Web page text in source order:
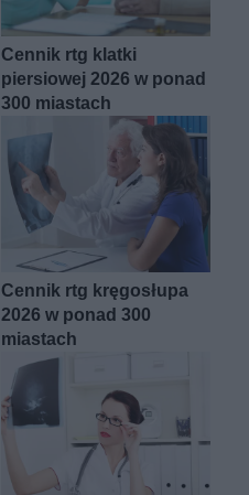
Cennik rtg klatki
piersiowej 2026 w ponad
300 miastach
Cennik rtg kręgosłupa
2026 w ponad 300
miastach